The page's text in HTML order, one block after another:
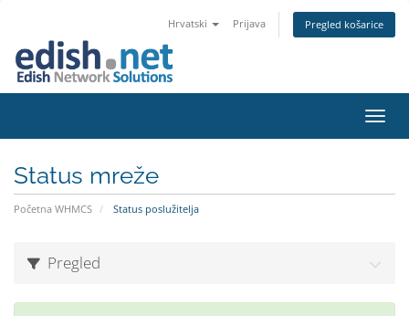
Hrvatski Prijava Pregled košarice
Status mreže
Početna WHMCS Status poslužitelja
Pregled